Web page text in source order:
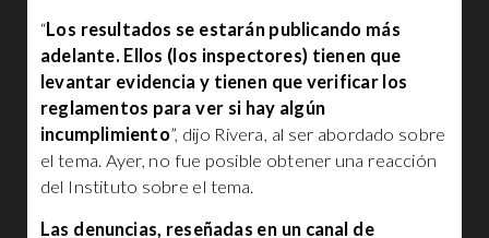
“Los resultados se estarán publicando más
adelante. Ellos (los inspectores) tienen que
levantar evidencia y tienen que verificar los
reglamentos para ver si hay algún
incumplimiento”, dijo Rivera, al ser abordado sobre
el tema. Ayer, no fue posible obtener una reacción
del Instituto sobre el tema.
Las denuncias, reseñadas en un canal de